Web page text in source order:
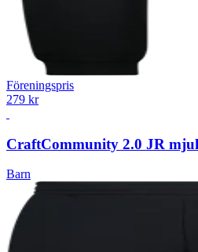
Föreningspris
279 kr
CraftCommunity 2.0 JR
Barn